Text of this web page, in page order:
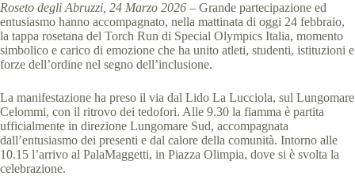
Roseto degli Abruzzi, 24 Marzo 2026 – Grande partecipazione ed
entusiasmo hanno accompagnato, nella mattinata di oggi 24 febbraio,
la tappa rosetana del Torch Run di Special Olympics Italia, momento
simbolico e carico di emozione che ha unito atleti, studenti, istituzioni e
forze dell’ordine nel segno dell’inclusione.
La manifestazione ha preso il via dal Lido La Lucciola, sul Lungomare
Celommi, con il ritrovo dei tedofori. Alle 9.30 la fiamma è partita
ufficialmente in direzione Lungomare Sud, accompagnata
dall’entusiasmo dei presenti e dal calore della comunità. Intorno alle
10.15 l’arrivo al PalaMaggetti, in Piazza Olimpia, dove si è svolta la
celebrazione.